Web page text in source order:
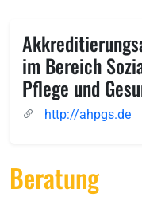
im Bereich
Pflege und
http://ahpgs.de
Beratung